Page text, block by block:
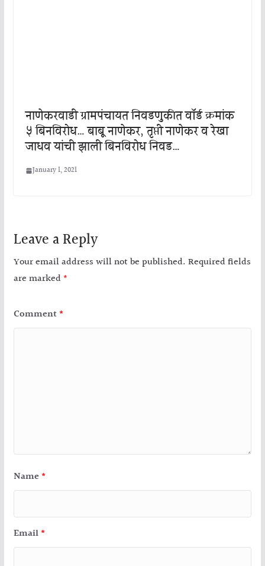
नाणेकरवाडी ग्रामपंचायत निवडणुकीत वॉर्ड क्रमांक
५ बिनविरोध… बाबू नाणेकर, तृप्ती नाणेकर व रेखा
जाधव यांची झाली बिनविरोध निवड…
January 1, 2021
Leave a Reply
Your email address will not be published. Required fields
are marked *
Comment *
Name *
Email *